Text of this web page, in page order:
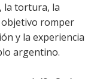
la tortura, la
romper
y la experiencia
argentino.